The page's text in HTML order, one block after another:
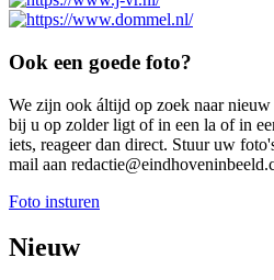
Ook een goede foto?
We zijn ook áltijd op zoek naar
bij u op zolder ligt of in een la of in
iets, reageer dan direct. Stuur uw
mail aan
Foto insturen
Nieuw